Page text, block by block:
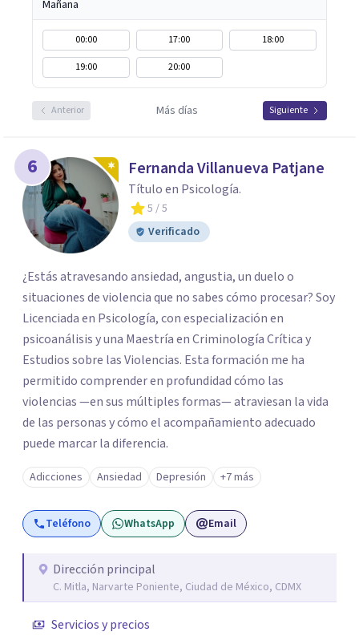
Mañana
00:00 17:00
18:00
19:00
20:00
Anterior Más días Siguiente
6 Fernanda Villanueva Patjane
Título en Psicología.
5 / 5
Verificado
¿Estás atravesando ansiedad, angustia, un duelo o
situaciones de violencia que no sabes cómo procesar? Soy
Licenciada en Psicología, con especialización en
psicoanálisis y una Maestría en Criminología Crítica y
Estudios sobre las Violencias. Esta formación me ha
permitido comprender en profundidad cómo las
violencias —en sus múltiples formas— atraviesan la vida
de las personas y cómo el acompañamiento adecuado
puede marcar la diferencia.
Adicciones Ansiedad Depresión +7 más
Teléfono WhatsApp Email
Dirección principal
C. Mitla, Narvarte Poniente, Ciudad de México, CDMX
Servicios y precios